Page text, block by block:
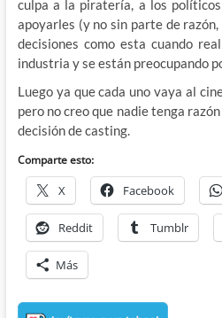
culpa a la piratería, a los
apoyarles (y no sin parte de
decisiones como esta cuando
industria y se están preocupando
Luego ya que cada uno vaya al
pero no creo que nadie tenga
decisión de casting.
Comparte esto:
X Facebook
Reddit Tumblr
Más